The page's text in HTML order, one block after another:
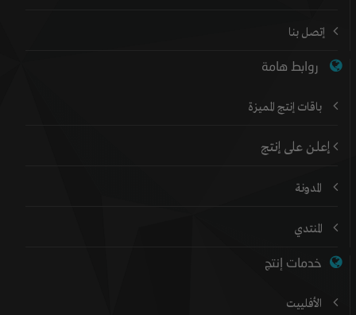
إتصل بنا
روابط هامة
باقات إنتج المميزة
إعلن على إنتج
المدونة
المنتدي
خدمات إنتج
الأفلييت